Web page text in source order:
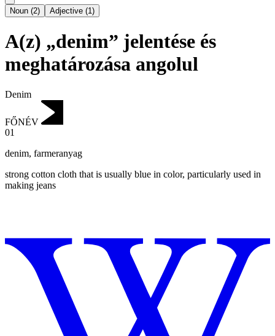
Noun (2) Adjective (1)
A(z) „denim” jelentése és
meghatározása angolul
Denim
FŐNÉV
01
denim, farmeranyag
strong cotton cloth that is usually blue in color, particularly used in
making jeans